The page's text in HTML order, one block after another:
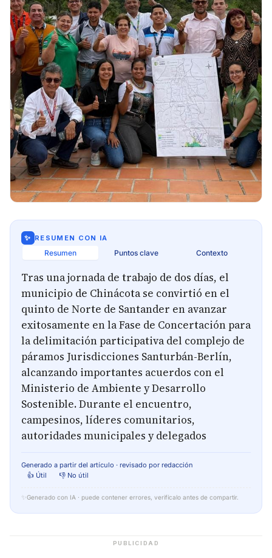
✨ RESUMEN CON IA
Resumen Puntos clave Contexto
Tras una jornada de trabajo de dos días, el
municipio de Chinácota se convirtió en el
quinto de Norte de Santander en avanzar
exitosamente en la Fase de Concertación para
la delimitación participativa del complejo de
páramos Jurisdicciones Santurbán-Berlín,
alcanzando importantes acuerdos con el
Ministerio de Ambiente y Desarrollo
Sostenible. Durante el encuentro,
campesinos, líderes comunitarios,
autoridades municipales y delegados
Generado a partir del artículo · revisado por redacción
👍 Útil
👎 No útil
✨ Generado con IA · puede contener errores, verifícalo antes de compartir.
PUBLICIDAD